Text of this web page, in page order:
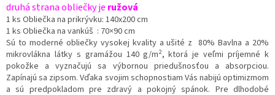
druhá strana obliečky je ružová
1 ks Obliečka na prikrývku: 140x200 cm
1 ks Obliečka na vankúš : 70×90 cm
Sú to moderné obliečky vysokej kvality a ušité z 80% Bavlna a 20%
mikrovlákna látky s gramážou 140 g/m2, ktorá je veľmi príjemné k
pokožke a vyznačujú sa výbornou priedušnosťou a absorpciou.
Zapínajú sa zipsom. Vďaka svojim schopnostiam Vás nabijú optimizmom
a sú predpokladom pre zdravý a pokojný spánok. Pre dlhodobé